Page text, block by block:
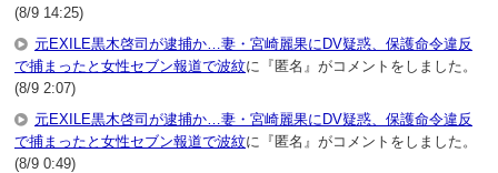
(8/9 14:25)
元EXILE黒木啓司が逮捕か…妻・宮崎麗果にDV疑惑、保護命令違反
で捕まったと女性セブン報道で波紋に『匿名』がコメントをしました。
(8/9 2:07)
元EXILE黒木啓司が逮捕か…妻・宮崎麗果にDV疑惑、保護命令違反
で捕まったと女性セブン報道で波紋に『匿名』がコメントをしました。
(8/9 0:49)